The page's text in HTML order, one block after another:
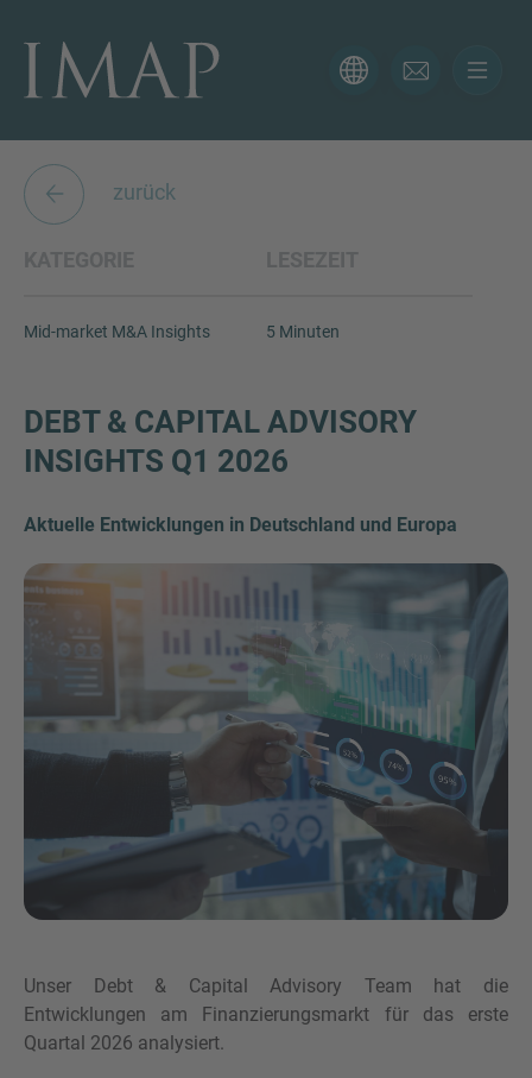
zurück
Mid-market M&A Insights 5 Minuten
DEBT & CAPITAL ADVISORY
INSIGHTS Q1 2026
Aktuelle Entwicklungen in Deutschland und Europa
Unser Debt & Capital Advisory Team hat die
Entwicklungen am Finanzierungsmarkt für das erste
Quartal 2026 analysiert.
KONTAKTFORMULAR
Vielen Dank für Ihr Interesse an IMAP. Bitte verwenden
Sie das folgende Formular, um uns mehr über Ihre
aktuelle Situation zu schildern, sodass sich der richtige
Berater so schnell wie möglich bei Ihnen meldet.
Name
E-Mail
Hiermit bestätige ich, dass ich die
Datenschutzerklärungzur Kenntnis genommen
habe.
Anfrage senden